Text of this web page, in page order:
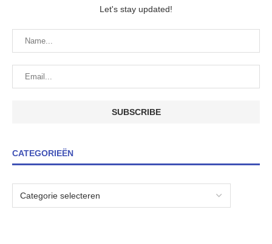
Let's stay updated!
CATEGORIEËN